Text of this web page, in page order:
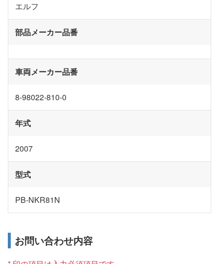
エルフ
部品メーカー品番
車両メーカー品番
8-98022-810-0
年式
2007
型式
PB-NKR81N
お問い合わせ内容